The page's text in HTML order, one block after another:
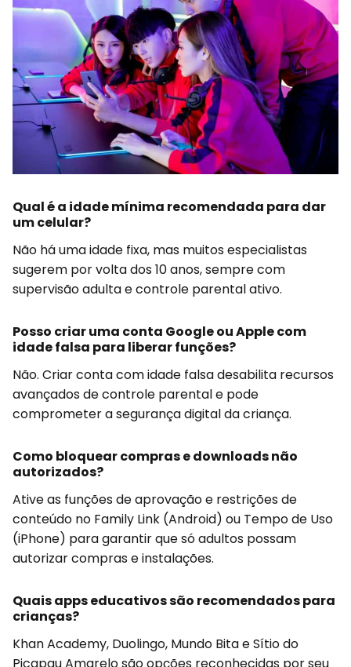
Qual é a idade mínima recomendada para dar
um celular?
Não há uma idade fixa, mas muitos especialistas
sugerem por volta dos 10 anos, sempre com
supervisão adulta e controle parental ativo.
Posso criar uma conta Google ou Apple com
idade falsa para liberar funções?
Não. Criar conta com idade falsa desabilita recursos
avançados de controle parental e pode
comprometer a segurança digital da criança.
Como bloquear compras e downloads não
autorizados?
Ative as funções de aprovação e restrições de
conteúdo no Family Link (Android) ou Tempo de Uso
(iPhone) para garantir que só adultos possam
autorizar compras e instalações.
Quais apps educativos são recomendados para
crianças?
Khan Academy, Duolingo, Mundo Bita e Sítio do
Picapau Amarelo são opções reconhecidas por seu